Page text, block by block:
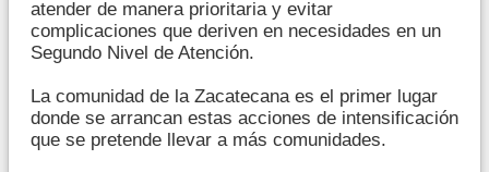
atender de manera prioritaria y evitar
complicaciones que deriven en necesidades en un
Segundo Nivel de Atención.
La comunidad de la Zacatecana es el primer lugar
donde se arrancan estas acciones de intensificación
que se pretende llevar a más comunidades.